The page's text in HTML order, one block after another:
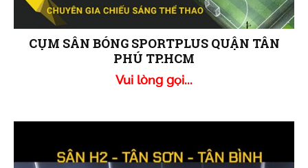
CỤM SÂN BÓNG SPORTPLUS QUẬN TÂN
PHÚ TP.HCM
Vui lòng gọi...